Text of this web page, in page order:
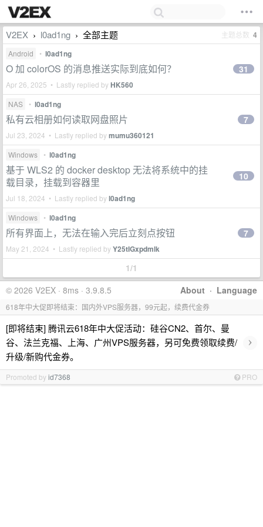
V2EX › l0ad1ng › 全部主题 主题总数 4
Android • l0ad1ng
O 加 colorOS 的消息推送实际到底如何？
Apr 26, 2025 • Lastly replied byHK560
31
NAS • l0ad1ng
私有云相册如何读取网盘照片
Jul 23, 2024 • Lastly replied bymumu360121
7
Windows • l0ad1ng
基于 WLS2 的 docker desktop 无法将系统中的挂
载目录，挂载到容器里
Jul 18, 2024 • Lastly replied byl0ad1ng
10
Windows • l0ad1ng
所有界面上，无法在输入完后立刻点按钮
May 21, 2024 • Lastly replied byY25tIGxpdmlk
7
1/1
About · Language
© 2026 V2EX · 8ms · 3.9.8.5
618年中大促即将结束：国内外VPS服务器，99元起，续费代金券
[即将结束] 腾讯云618年中大促活动：硅谷CN2、首尔、曼
谷、法兰克福、上海、广州VPS服务器，另可免费领取续费/
升级/新购代金券。
›
Promoted byid7368 PRO